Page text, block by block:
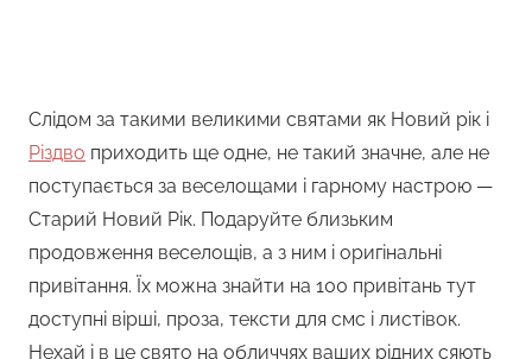
Слідом за такими великими святами як Новий рік і
Різдво приходить ще одне, не такий значне, але не
поступається за веселощами і гарному настрою —
Старий Новий Рік. Подаруйте близьким
продовження веселощів, а з ним і оригінальні
привітання. Їх можна знайти на 100 привітань тут
доступні вірші, проза, тексти для смс і листівок.
Нехай і в це свято на обличчях ваших рідних сяють